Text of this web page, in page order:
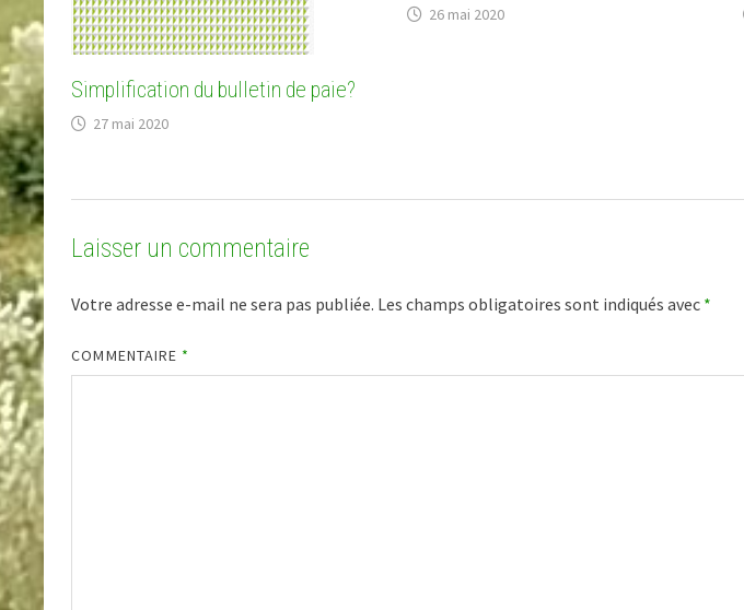
Simplification du bulletin de paie?
27 mai 2020
26 mai 2020
Laisser un commentaire
Votre adresse e-mail ne sera pas publiée. Les champs obligatoires sont indiqués avec *
COMMENTAIRE *